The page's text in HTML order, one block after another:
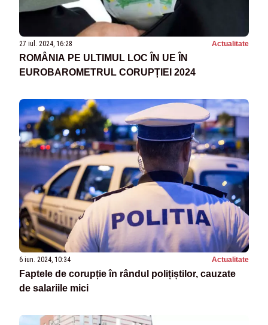
27 iul. 2024, 16:28 Actualitate
ROMÂNIA PE ULTIMUL LOC ÎN UE ÎN
EUROBAROMETRUL CORUPȚIEI 2024
6 iun. 2024, 10:34 Actualitate
Faptele de corupție în rândul polițiștilor, cauzate
de salariile mici